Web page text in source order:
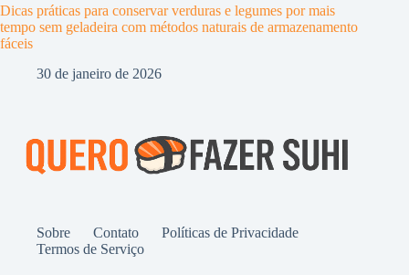
Dicas práticas para conservar verduras e legumes por mais
tempo sem geladeira com métodos naturais de armazenamento
fáceis
30 de janeiro de 2026
Sobre Contato
Políticas de Privacidade
Termos de Serviço